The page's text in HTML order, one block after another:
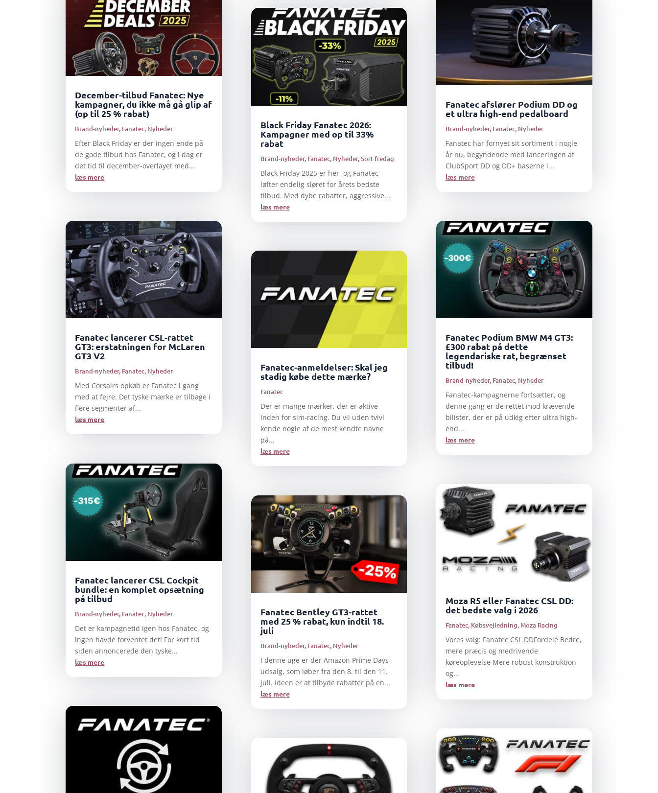
December-tilbud Fanatec: Nye
kampagner, du ikke må gå glip af
(op til 25 % rabat)
Brand-nyheder, Fanatec, Nyheder
Efter Black Friday er der ingen ende på
de gode tilbud hos Fanatec, og i dag er
det tid til december-overlayet med...
læs mere
Fanatec lancerer CSL-rattet
GT3: erstatningen for McLaren
GT3 V2
Brand-nyheder, Fanatec, Nyheder
Med Corsairs opkøb er Fanatec i gang
med at fejre. Det tyske mærke er tilbage i
flere segmenter af...
læs mere
Fanatec lancerer CSL Cockpit
bundle: en komplet opsætning
på tilbud
Brand-nyheder, Fanatec, Nyheder
Det er kampagnetid igen hos Fanatec, og
ingen havde forventet det! For kort tid
siden annoncerede den tyske...
læs mere
Black Friday Fanatec 2026:
Kampagner med op til 33%
rabat
Brand-nyheder, Fanatec, Nyheder,Sort fredag
Black Friday 2025 er her, og Fanatec
løfter endelig sløret for årets bedste
tilbud. Med dybe rabatter, aggressive...
læs mere
Fanatec-anmeldelser: Skal jeg
stadig købe dette mærke?
Fanatec
Der er mange mærker, der er aktive
inden for sim-racing. Du vil uden tvivl
kende nogle af de mest kendte navne
på...
læs mere
Fanatec Bentley GT3-rattet
med 25 % rabat, kun indtil 18.
juli
Brand-nyheder, Fanatec, Nyheder
I denne uge er der Amazon Prime Days-
udsalg, som løber fra den 8. til den 11.
juli. Ideen er at tilbyde rabatter på en...
læs mere
Fanatec afslører Podium DD og
et ultra high-end pedalboard
Brand-nyheder, Fanatec, Nyheder
Fanatec har fornyet sit sortiment i nogle
år nu, begyndende med lanceringen af
ClubSport DD og DD+ baserne i...
læs mere
Fanatec Podium BMW M4 GT3:
£300 rabat på dette
legendariske rat, begrænset
tilbud!
Brand-nyheder, Fanatec, Nyheder
Fanatec-kampagnerne fortsætter, og
denne gang er de rettet mod krævende
bilister, der er på udkig efter ultra high-
end...
læs mere
Moza R5 eller Fanatec CSL DD:
det bedste valg i 2026
Fanatec, Købsvejledning,Moza Racing
Vores valg: Fanatec CSL DDFordele Bedre,
mere præcis og medrivende
køreoplevelse Mere robust konstruktion
og...
læs mere